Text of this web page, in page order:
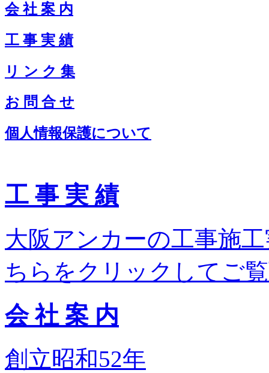
会 社 案 内
工 事 実 績
リ ン ク 集
お 問 合 せ
個人情報保護について
工 事 実 績
大阪アンカーの工事施
ちらをクリックしてご
会 社 案 内
創立昭和52年